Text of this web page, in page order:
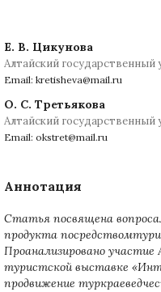
Е. В. Цикунова
Алтайский государственный
Email: kretisheva@mail.ru
О. С. Третьякова
Алтайский государственный
Email: okstret@mail.ru
Аннотация
Статья посвящена
продукта
Проанализировано
туристской выставке
продвижение